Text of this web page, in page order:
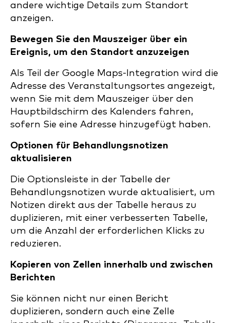
andere wichtige Details zum Standort
anzeigen.
Bewegen Sie den Mauszeiger über ein
Ereignis, um den Standort anzuzeigen
Als Teil der Google Maps-Integration wird die
Adresse des Veranstaltungsortes angezeigt,
wenn Sie mit dem Mauszeiger über den
Hauptbildschirm des Kalenders fahren,
sofern Sie eine Adresse hinzugefügt haben.
Optionen für Behandlungsnotizen
aktualisieren
Die Optionsleiste in der Tabelle der
Behandlungsnotizen wurde aktualisiert, um
Notizen direkt aus der Tabelle heraus zu
duplizieren, mit einer verbesserten Tabelle,
um die Anzahl der erforderlichen Klicks zu
reduzieren.
Kopieren von Zellen innerhalb und zwischen
Berichten
Sie können nicht nur einen Bericht
duplizieren, sondern auch eine Zelle